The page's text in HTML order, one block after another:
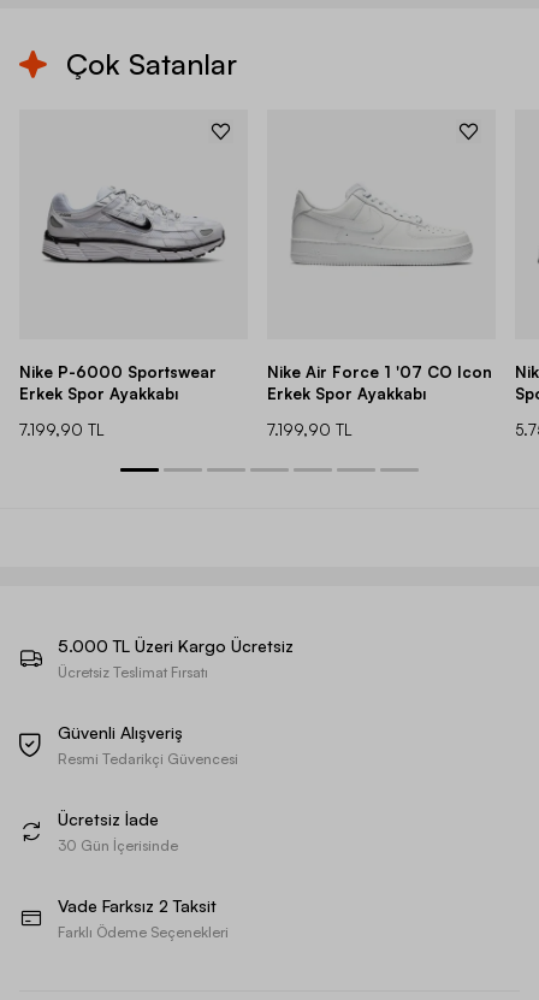
Çok Satanlar
Nike P-6000 Sportswear
Erkek Spor Ayakkabı
7.199,90 TL
Nike Air Force 1 '07 CO Icon
Erkek Spor Ayakkabı
7.199,90 TL
5.000 TL Üzeri Kargo Ücretsiz
Ücretsiz Teslimat Fırsatı
Güvenli Alışveriş
Resmi Tedarikçi Güvencesi
Ücretsiz İade
30 Gün İçerisinde
Vade Farksız 2 Taksit
Farklı Ödeme Seçenekleri